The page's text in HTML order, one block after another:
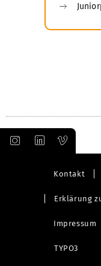
Kontakt
Erklärung
Impressum
TYPO3